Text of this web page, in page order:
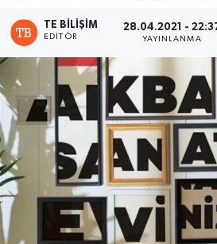
TE BILIŞIM
EDITÖR
28.04.2021 -
YAYINLANMA
Haber Arşivi